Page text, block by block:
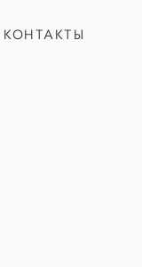
КОНТАКТЫ